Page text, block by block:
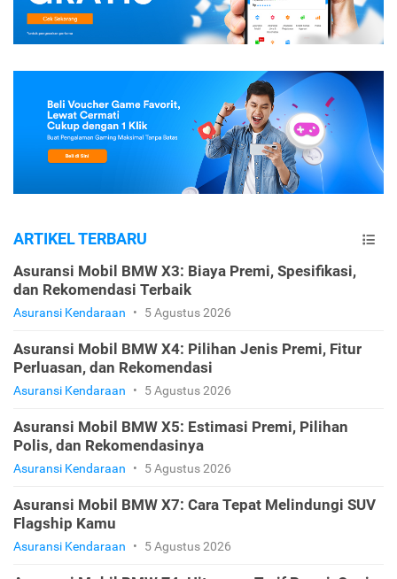
ARTIKEL TERBARU
Asuransi Mobil BMW X3: Biaya Premi, Spesifikasi,
dan Rekomendasi Terbaik
Asuransi Kendaraan • 5 Agustus 2026
Asuransi Mobil BMW X4: Pilihan Jenis Premi, Fitur
Perluasan, dan Rekomendasi
Asuransi Kendaraan • 5 Agustus 2026
Asuransi Mobil BMW X5: Estimasi Premi, Pilihan
Polis, dan Rekomendasinya
Asuransi Kendaraan • 5 Agustus 2026
Asuransi Mobil BMW X7: Cara Tepat Melindungi SUV
Flagship Kamu
Asuransi Kendaraan • 5 Agustus 2026